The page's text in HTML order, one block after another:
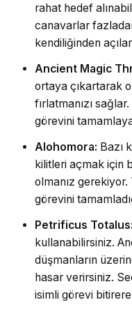
rahat hedef
canavarlar
kendiliğinden
Ancient Magic
ortaya çıkartarak
fırlatmanızı
görevini
Alohomora: Bazı
kilitleri açmak için
olmanız
görevini
Petrificus Totalus:
kullanabilirsiniz.
düşmanların
hasar verirsiniz.
isimli görevi